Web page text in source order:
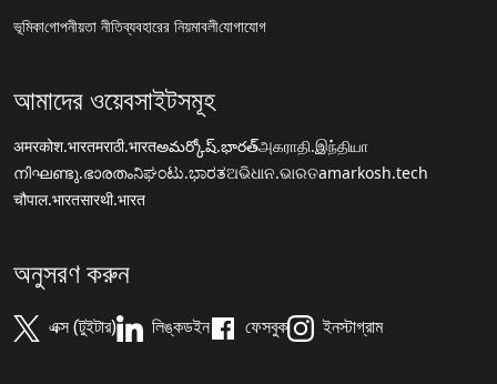
ভূমিকাগোপনীয়তা নীতিব্যবহারের নিয়মাবলীযোগাযোগ
আমাদের ওয়েবসাইটসমূহ
अमरकोश.भारतमराठी.भारतఅమర్కోష్.భారత్அகராதி.இந்தியா
നിഘണ്ടു.ഭാരതംನಿಘಂಟು.ಭಾರತଅଭିଧାନ.ଭାରତamarkosh.tech
चौपाल.भारतसारथी.भारत
অনুসরণ করুন
এক্স (টুইটার) লিঙ্কডইন ফেসবুক ইনস্টাগ্রাম